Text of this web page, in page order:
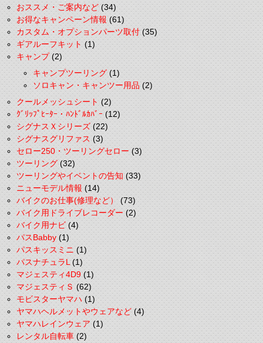
おススメ・ご案内など(34)
お得なキャンペーン情報(61)
カスタム・オプションパーツ取付(35)
ギアルーフキット(1)
キャンプ(2)
キャンプツーリング(1)
ソロキャン・キャンツー用品(2)
クールメッシュシート(2)
ｸﾞﾘｯﾌﾟﾋｰﾀｰ・ﾊﾝﾄﾞﾙｶﾊﾞｰ(12)
シグナスＸシリーズ(22)
シグナスグリファス(3)
セロー250・ツーリングセロー(3)
ツーリング(32)
ツーリングやイベントの告知(33)
ニューモデル情報(14)
バイクのお仕事(修理など）(73)
バイク用ドライブレコーダー(2)
バイク用ナビ(4)
パスBabby(1)
パスキッスミニ(1)
パスナチュラL(1)
マジェスティ4D9(1)
マジェスティＳ(62)
モビスターヤマハ(1)
ヤマハヘルメットやウェアなど(4)
ヤマハレインウェア(1)
レンタル自転車(2)